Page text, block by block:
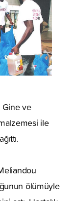
Gine ve
ile
ölümüyle